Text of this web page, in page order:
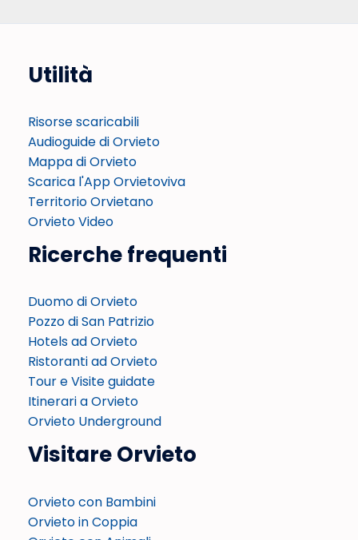
Utilità
Risorse scaricabili
Audioguide di Orvieto
Mappa di Orvieto
Scarica l'App Orvietoviva
Territorio Orvietano
Orvieto Video
Ricerche frequenti
Duomo di Orvieto
Pozzo di San Patrizio
Hotels ad Orvieto
Ristoranti ad Orvieto
Tour e Visite guidate
Itinerari a Orvieto
Orvieto Underground
Visitare Orvieto
Orvieto con Bambini
Orvieto in Coppia